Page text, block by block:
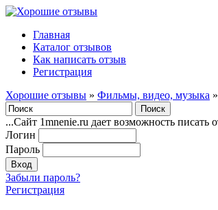
Главная
Каталог отзывов
Как написать отзыв
Регистрация
Хорошие отзывы » Фильмы, видео, музыка »
...Сайт 1mnenie.ru дает возможность
Логин
Пароль
Забыли пароль?
Регистрация